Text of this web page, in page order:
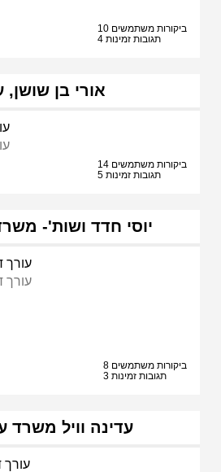
10 ביקורות משתמשים
4 תגובות זמינות
אורי בן שושן,
14 ביקורות משתמשים
5 תגובות זמינות
יוסי חדד ושות'-
עורך
עורך
8 ביקורות משתמשים
3 תגובות זמינות
עדינה וויל משרד
עורך